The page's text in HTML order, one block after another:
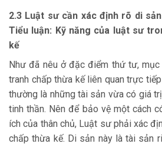
2.3 Luật sư cần xác định rõ di
Tiểu luận: Kỹ năng của luật sư
kế
Như đã nêu ở đặc điểm thứ tư, mục
tranh chấp thừa kế liên quan trực
thường là những tài sản vừa có giá
tinh thần. Nên để bảo vệ một cách
ích của thân chủ, Luật sư phải xác
chấp thừa kế. Di sản này là tài sản